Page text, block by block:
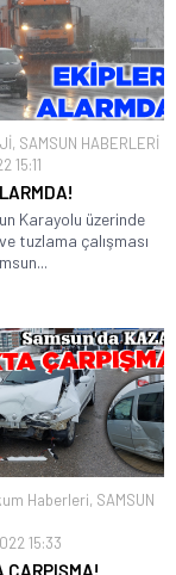
, SAMSUN HABERLERİ
15:11
Karayolu üzerinde
tuzlama çalışması
Haberleri, SAMSUN
15:33
ÇARPIŞMA!